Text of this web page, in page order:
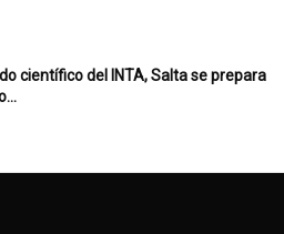
científico del INTA, Salta se prepara